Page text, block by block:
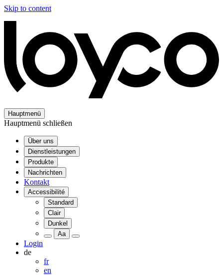
Skip to content
Hauptmenü
Hauptmenü schließen
Über uns
Dienstleistungen
Produkte
Nachrichten
Kontakt
Accessibilité
Standard
Clair
Dunkel
Aa
Login
de
fr
en